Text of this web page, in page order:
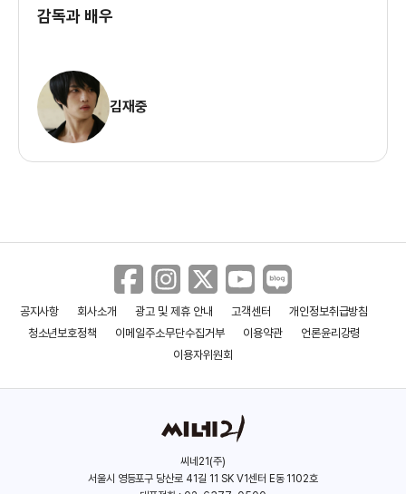
감독과 배우
김재중
공지사항 회사소개 광고 및 제휴 안내 고객센터
개인정보취급방침
청소년보호정책
이메일주소무단수집거부 이용약관
언론윤리강령
이용자위원회
씨네21(주)
서울시 영등포구 당산로 41길 11 SK V1센터 E동 1102호